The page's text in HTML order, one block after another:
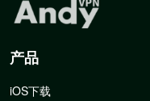
产品
iOS下载